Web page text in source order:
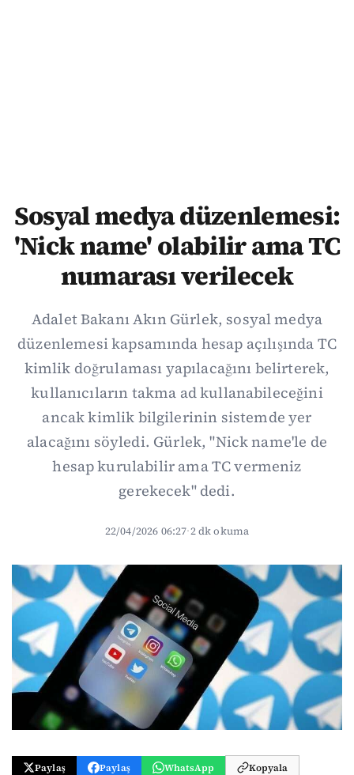
Sosyal medya düzenlemesi:
'Nick name' olabilir ama TC
numarası verilecek
Adalet Bakanı Akın Gürlek, sosyal medya
düzenlemesi kapsamında hesap açılışında TC
kimlik doğrulaması yapılacağını belirterek,
kullanıcıların takma ad kullanabileceğini
ancak kimlik bilgilerinin sistemde yer
alacağını söyledi. Gürlek, "Nick name'le de
hesap kurulabilir ama TC vermeniz
gerekecek" dedi.
22/04/2026 06:27·2 dk okuma
Paylaş Paylaş WhatsApp Kopyala